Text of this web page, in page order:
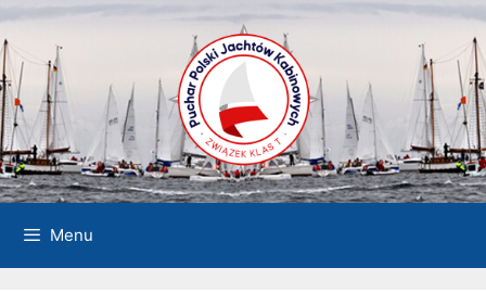
Przejdź
do
treści
Menu